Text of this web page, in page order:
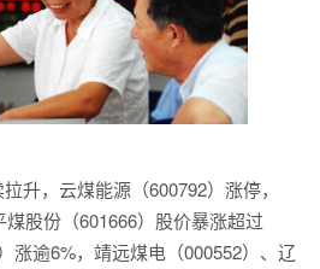
升，云煤能源（600792）涨停，
股份（601666）股价暴涨超过
涨逾6%，靖远煤电（000552）、辽